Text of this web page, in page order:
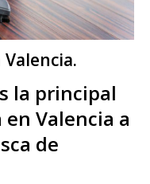
la principal
Valencia a
de